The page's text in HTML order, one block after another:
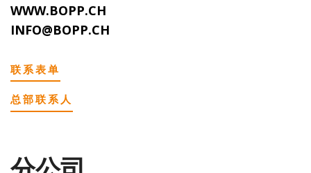
WWW.BOPP.CH
INFO@BOPP.CH
联系表单
总部联系人